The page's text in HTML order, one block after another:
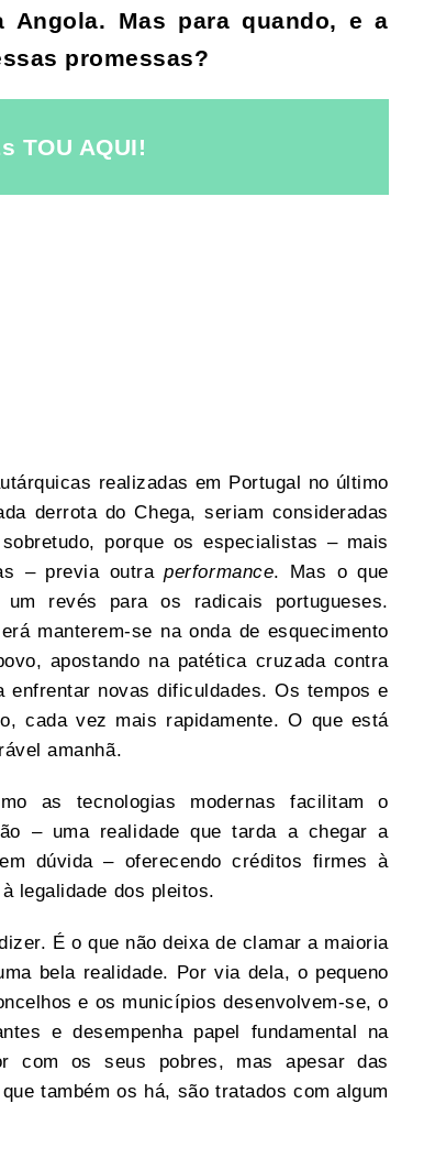
Angola. Mas para quando, e a
promessas?
TOU AQUI!
realizadas em Portugal no último
derrota do Chega, seriam consideradas
porque os especialistas – mais
– previa outraperformance. Mas o que
revés para os radicais portugueses.
manterem-se na onda de esquecimento
apostando na patética cruzada contra
enfrentar novas dificuldades. Os tempos e
cada vez mais rapidamente. O que está
amanhã.
as tecnologias modernas facilitam o
– uma realidade que tarda a chegar a
dúvida – oferecendo créditos firmes à
legalidade dos pleitos.
É o que não deixa de clamar a maioria
bela realidade. Por via dela, o pequeno
e os municípios desenvolvem-se, o
e desempenha papel fundamental na
com os seus pobres, mas apesar das
também os há, são tratados com algum